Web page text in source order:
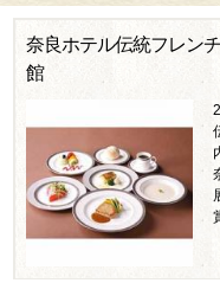
奈良ホテル伝統フレン
館